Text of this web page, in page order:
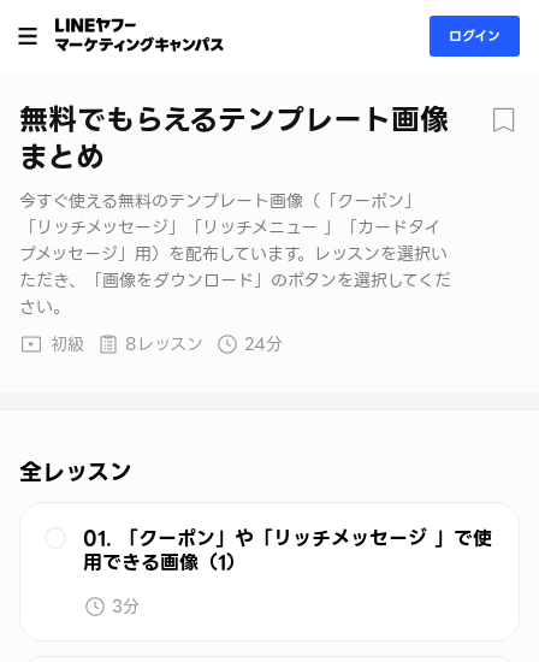
ログイン
無料でもらえるテンプレート画像
まとめ
今すぐ使える無料のテンプレート画像（「クーポン」
「リッチメッセージ」「リッチメニュー 」「カードタイ
プメッセージ」用）を配布しています。レッスンを選択い
ただき、「画像をダウンロード」のボタンを選択してくだ
さい。
初級
8レッスン 24分
全レッスン
01. 「クーポン」や「リッチメッセージ 」で使
用できる画像（1）
3分